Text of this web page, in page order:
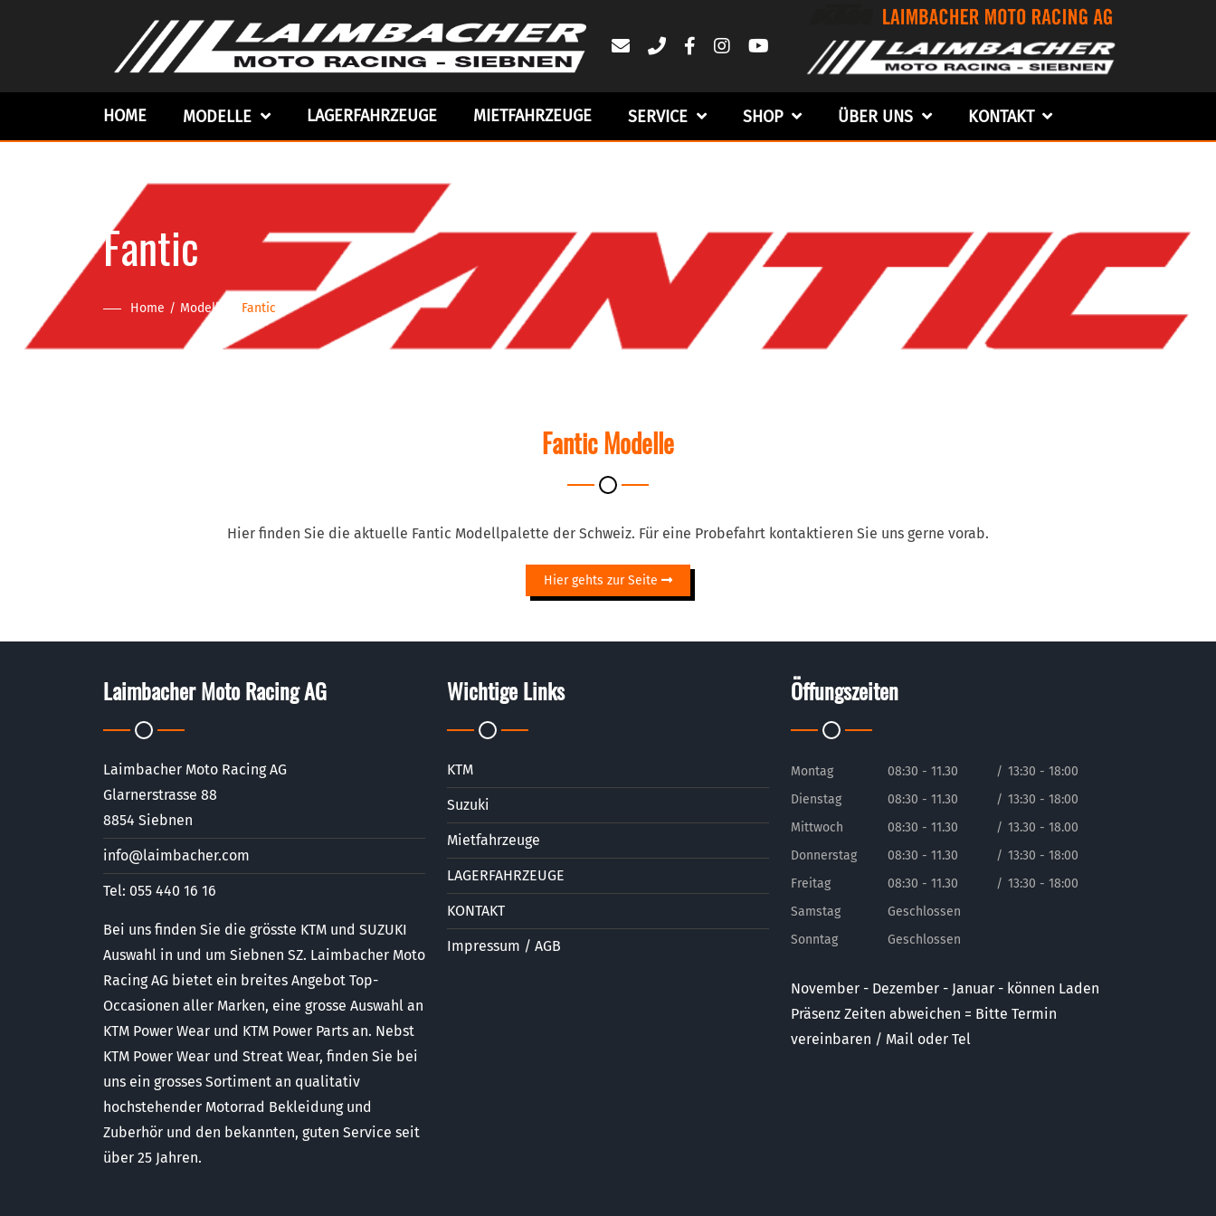
HOME MODELLE LAGERFAHRZEUGE MIETFAHRZEUGE SERVICE SHOP ÜBER UNS KONTAKT
Fantic
Home Modelle Fantic
Fantic Modelle
Hier finden Sie die aktuelle Fantic Modellpalette der Schweiz. Für eine Probefahrt kontaktieren Sie uns gerne vorab.
Hier gehts zur Seite
Laimbacher Moto Racing AG
Laimbacher Moto Racing AG
Glarnerstrasse 88
8854 Siebnen
info@laimbacher.com
Tel: 055 440 16 16
Bei uns finden Sie die grösste KTM und SUZUKI
Auswahl in und um Siebnen SZ. Laimbacher Moto
Racing AG bietet ein breites Angebot Top-
Occasionen aller Marken, eine grosse Auswahl an
KTM Power Wear und KTM Power Parts an. Nebst
KTM Power Wear und Streat Wear, finden Sie bei
uns ein grosses Sortiment an qualitativ
hochstehender Motorrad Bekleidung und
Zuberhör und den bekannten, guten Service seit
über 25 Jahren.
Wichtige Links
KTM
Suzuki
Mietfahrzeuge
LAGERFAHRZEUGE
KONTAKT
Impressum / AGB
Öffungszeiten
Montag 08:30 - 11.30 / 13:30 - 18:00
Dienstag
08:30 - 11.30 / 13:30 - 18:00
Mittwoch
08:30 - 11.30 / 13.30 - 18.00
Donnerstag
08:30 - 11.30 / 13:30 - 18:00
Freitag
08:30 - 11.30 / 13:30 - 18:00
Samstag
Geschlossen
Sonntag
Geschlossen
November - Dezember - Januar - können Laden
Präsenz Zeiten abweichen = Bitte Termin
vereinbaren / Mail oder Tel